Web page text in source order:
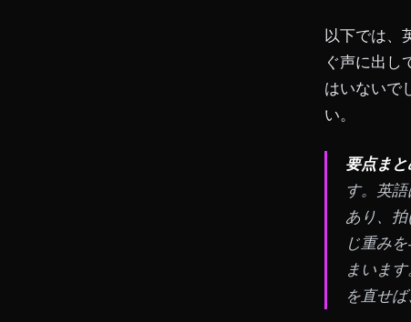
以下では、
ぐ声に出し
はいないで
い。
要点まと
す。英
あり、
じ重み
まいま
を直せ